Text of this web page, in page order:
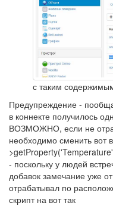
с таким
Предупреждение -
в коннекте получилось
ВОЗМОЖНО, если не
необходимо сменить вот
- поскольку у людей
добавок замечание уже
отрабатывал по
скрипт на вот так